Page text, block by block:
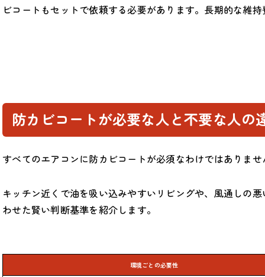
ビコートもセットで依頼する必要があります。長期的な維
防カビコートが必要な人と不要な人の
すべてのエアコンに防カビコートが必須なわけではありま
キッチン近くで油を吸い込みやすいリビングや、風通しの
わせた賢い判断基準を紹介します。
環境ごとの必要性